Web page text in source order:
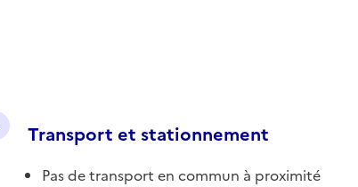
Transport et stationnement
Pas de transport en commun à proximité